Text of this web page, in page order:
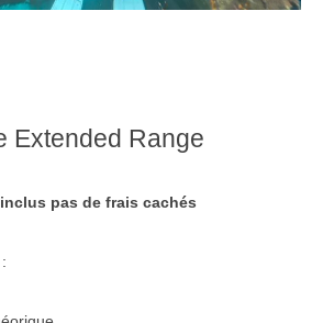
Extended Range
pas de frais cachés